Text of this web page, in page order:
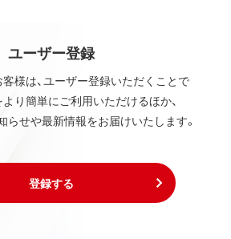
ユーザー登録
様は、ユーザー登録いただくことで
り簡単にご利用いただけるほか、
らせや最新情報をお届けいたします。
登録する